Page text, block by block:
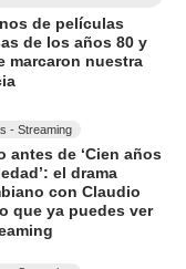
de películas
de los años 80 y
marcaron nuestra
- Streaming
antes de ‘Cien años
el drama
con Claudio
que ya puedes ver